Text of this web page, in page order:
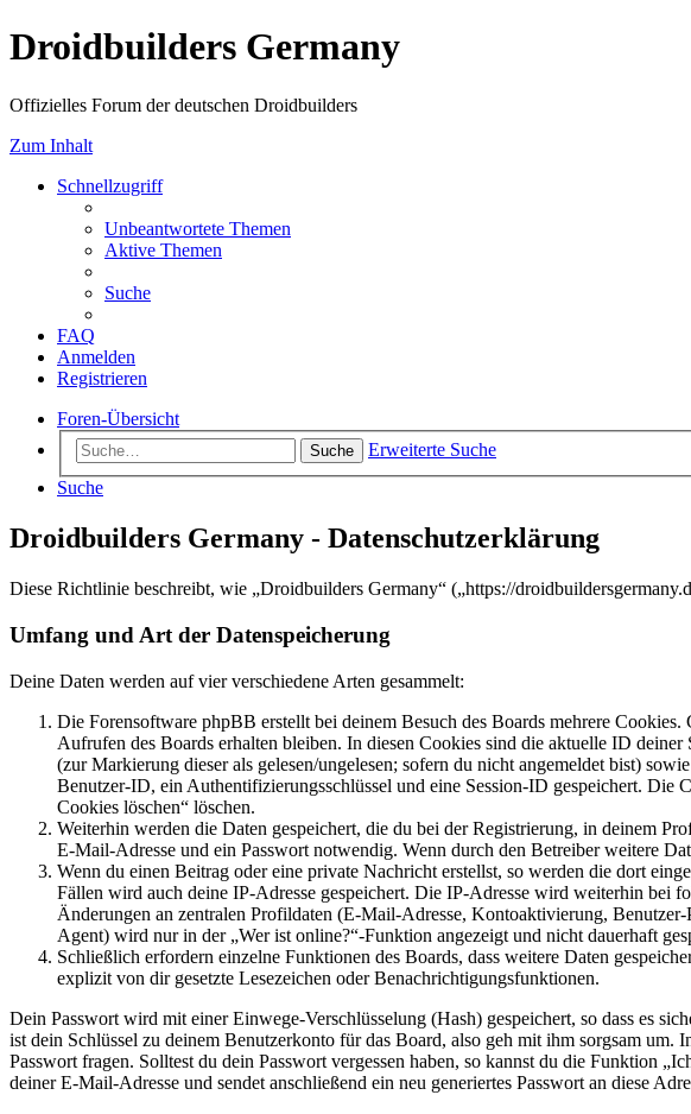
Droidbuilders Germany
Offizielles Forum der deutschen Droidbuilders
Zum Inhalt
Schnellzugriff
Unbeantwortete Themen
Aktive Themen
Suche
FAQ
Anmelden
Registrieren
Foren-Übersicht
Suche
Erweiterte Suche
Suche
Droidbuilders Germany - Datenschutzerklärung
Diese Richtlinie beschreibt, wie „Droidbuilders Germany“ („https://
Umfang und Art der Datenspeicherung
Deine Daten werden auf vier verschiedene Arten gesammelt:
Die Forensoftware phpBB erstellt bei deinem Besuch des Boards mehrere
Aufrufen des Boards erhalten bleiben. In diesen Cookies sind die aktuelle ID
(zur Markierung dieser als gelesen/ungelesen; sofern du nicht angemeldet bist)
Benutzer-ID, ein Authentifizierungsschlüssel und eine Session-ID gespeichert.
Cookies löschen“ löschen.
Weiterhin werden die Daten gespeichert, die du bei der Registrierung, in deinem
E-Mail-Adresse und ein Passwort notwendig. Wenn durch den Betreiber weitere
Wenn du einen Beitrag oder eine private Nachricht erstellst, so werden die dort
Fällen wird auch deine IP-Adresse gespeichert. Die IP-Adresse wird weiterhin bei
Änderungen an zentralen Profildaten (E-Mail-Adresse, Kontoaktivierung,
Agent) wird nur in der „Wer ist online?“-Funktion angezeigt und nicht dauerhaft
Schließlich erfordern einzelne Funktionen des Boards, dass weitere Daten
explizit von dir gesetzte Lesezeichen oder Benachrichtigungsfunktionen.
Dein Passwort wird mit einer Einwege-Verschlüsselung (Hash) gespeichert, so dass es
ist dein Schlüssel zu deinem Benutzerkonto für das Board, also geh mit ihm sorgsam
Passwort fragen. Solltest du dein Passwort vergessen haben, so kannst du die Funktion
deiner E-Mail-Adresse und sendet anschließend ein neu generiertes Passwort an diese